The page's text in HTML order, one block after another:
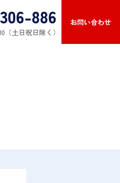
886
（土日祝日除く）
お問い合わせ